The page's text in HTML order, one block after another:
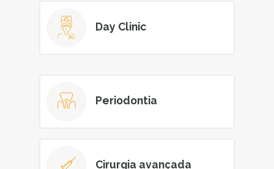
Day Clinic
Periodontia
Cirurgia avançada